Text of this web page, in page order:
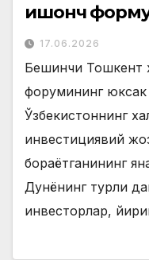
ишонч
17.06.2026
Бешинчи Тошкент
форумининг юксак
Ўзбекистоннинг
инвестициявий
бораётганининг
Дунёнинг турли
инвесторлар,